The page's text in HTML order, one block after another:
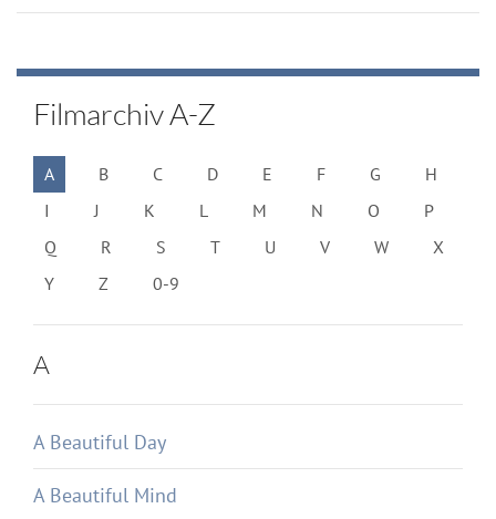
Filmarchiv A-Z
A B C D E F G
H
I
J K L M N O
P
Q
R S T U V W
X
Y
Z 0-9
A
A Beautiful Day
A Beautiful Mind